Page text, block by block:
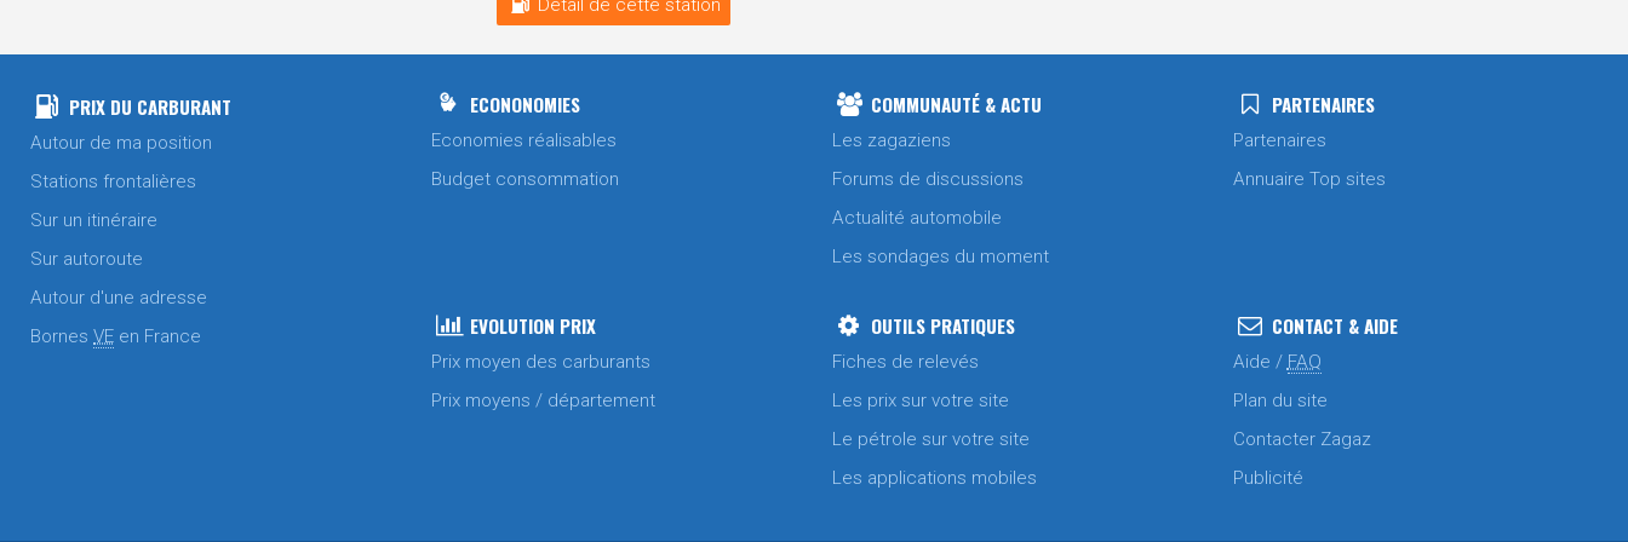
Détail de cette station
PRIX DU CARBURANT
Autour de ma position
Stations frontalières
Sur un itinéraire
Sur autoroute
Autour d'une adresse
Bornes VE en France
ECONONOMIES
Economies réalisables
Budget consommation
COMMUNAUTÉ & ACTU
Les zagaziens
Forums de discussions
Actualité automobile
Les sondages du moment
PARTENAIRES
Partenaires
Annuaire Top sites
EVOLUTION PRIX
Prix moyen des carburants
Prix moyens / département
OUTILS PRATIQUES
Fiches de relevés
Les prix sur votre site
Le pétrole sur votre site
Les applications mobiles
CONTACT & AIDE
Aide / FAQ
Plan du site
Contacter Zagaz
Publicité